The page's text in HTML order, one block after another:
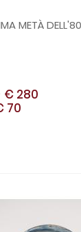
METÀ
€ 280
70